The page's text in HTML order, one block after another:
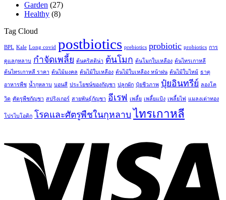
Garden (27)
Healthy (8)
Tag Cloud
BPL Kale Long covid postbiotics prebiotics probiotic probiotics การ
ดูแลกุหลาบ กำจัดเพลี้ย ต้นคริสติน่า ต้นโมก ต้นโมกใบเหลือง ต้นไทรเกาหลี
ต้นไทรเกาหลี ราคา ต้นไม้มงคล ต้นไม้ใบเหลือง ต้นไม้ใบเหลือง หน้าฝน ต้นไม้ใบไหม้ ธาตุ
อาหารพืช น้ำกุหลาบ บอนสี ประโยชน์ของกัญชา ปลูกผัก ปุ๋ยชีวภาพ ปุ๋ยอินทรีย์ ลองโค
วิด ศัตรูพืชกัญชา สปริงเกอร์ สายพันธุ์กัญชา อีเรฟ เพลี้ย เพลี้ยแป้ง เพลี้ยไฟ แมลงเต่าทอง
โปรไบโอติก โรคและศัตรูพืชในกุหลาบ ไทรเกาหลี